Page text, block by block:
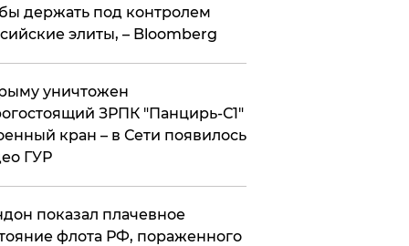
держать под контролем
элиты, – Bloomberg
уничтожен
ЗРПК "Панцирь-С1"
кран – в Сети появилось
ГУР
показал плачевное
флота РФ, пораженного